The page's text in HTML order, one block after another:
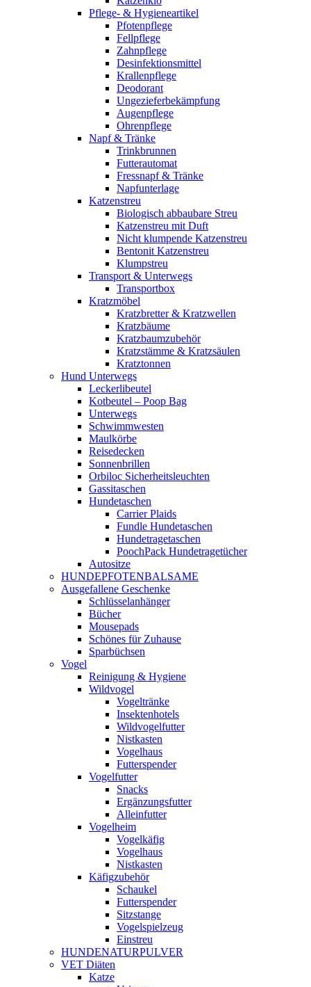
Pflege- & Hygieneartikel
Pfotenpflege
Fellpflege
Zahnpflege
Desinfektionsmittel
Krallenpflege
Deodorant
Ungezieferbekämpfung
Augenpflege
Ohrenpflege
Napf & Tränke
Trinkbrunnen
Futterautomat
Fressnapf & Tränke
Napfunterlage
Katzenstreu
Biologisch abbaubare Streu
Katzenstreu mit Duft
Nicht klumpende Katzenstreu
Bentonit Katzenstreu
Klumpstreu
Transport & Unterwegs
Transportbox
Kratzmöbel
Kratzbretter & Kratzwellen
Kratzbäume
Kratzbaumzubehör
Kratzstämme & Kratzsäulen
Kratztonnen
Hund Unterwegs
Leckerlibeutel
Kotbeutel – Poop Bag
Unterwegs
Schwimmwesten
Maulkörbe
Reisedecken
Sonnenbrillen
Orbiloc Sicherheitsleuchten
Gassitaschen
Hundetaschen
Carrier Plaids
Fundle Hundetaschen
Hundetragetaschen
PoochPack Hundetragetücher
Autositze
HUNDEPFOTENBALSAME
Ausgefallene Geschenke
Schlüsselanhänger
Bücher
Mousepads
Schönes für Zuhause
Sparbüchsen
Vogel
Reinigung & Hygiene
Wildvogel
Vogeltränke
Insektenhotels
Wildvogelfutter
Nistkasten
Vogelhaus
Futterspender
Vogelfutter
Snacks
Ergänzungsfutter
Alleinfutter
Vogelheim
Vogelkäfig
Vogelhaus
Nistkasten
Käfigzubehör
Schaukel
Futterspender
Sitzstange
Vogelspielzeug
Einstreu
HUNDENATURPULVER
VET Diäten
Katze